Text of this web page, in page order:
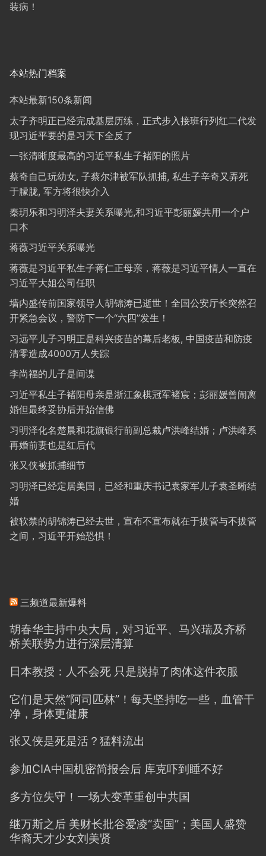
装病！
本站热门档案
本站最新150条新闻
太子齐明正已经完成基层历练，正式步入接班行列红二代发
现习近平要的是习天下全反了
一张清晰度最高的习近平私生子褚阳的照片
蔡奇自己玩幼女, 子蔡尔津被军队抓捕, 私生子辛奇又弄死
于朦胧, 军方将很快介入
秦玥乐和习明泽夫妻关系曝光,和习近平彭丽媛共用一个户
口本
蒋薇习近平关系曝光
蒋薇是习近平私生子蒋仁正母亲，蒋薇是习近平情人一直在
习近平大姐公司任职
墙内盛传前国家领导人胡锦涛已逝世！全国公安厅长突然召
开紧急会议，警防下一个“六四”发生！
习远平儿子习明正是科兴疫苗的幕后老板, 中国疫苗和防疫
清零造成4000万人失踪
李尚福的儿子是间谍
习近平私生子褚阳母亲是浙江象棋冠军褚宸；彭丽媛曾闹离
婚但最终妥协后开始信佛
习明泽化名楚晨和花旗银行前副总裁卢洪峰结婚；卢洪峰系
再婚前妻也是红后代
张又侠被抓捕细节
习明泽已经定居美国，已经和重庆书记袁家军儿子袁圣晰结
婚
被软禁的胡锦涛已经去世，宣布不宣布就在于拔管与不拔管
之间，习近平开始恐惧！
三频道最新爆料
胡春华主持中央大局，对习近平、马兴瑞及齐桥
桥关联势力进行深层清算
日本教授：人不会死 只是脱掉了肉体这件衣服
它们是天然“阿司匹林”！每天坚持吃一些，血管干
净，身体更健康
张又侠是死是活？猛料流出
参加CIA中国机密简报会后 库克吓到睡不好
多方位失守！一场大变革重创中共国
继万斯之后 美财长批谷爱凌“卖国”；美国人盛赞
华裔天才少女刘美贤